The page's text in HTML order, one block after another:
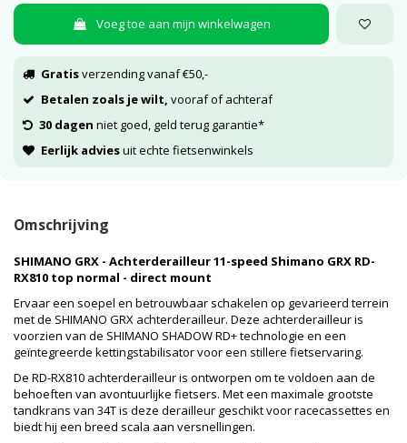
Voeg toe aan mijn winkelwagen
Gratisverzending vanaf €50,-
Betalen zoals je wilt, vooraf of achteraf
30 dagen niet goed, geld terug garantie*
Eerlijk adviesuit echte fietsenwinkels
Omschrijving
SHIMANO GRX - Achterderailleur 11-speed Shimano GRX RD-
RX810 top normal - direct mount
Ervaar een soepel en betrouwbaar schakelen op gevarieerd terrein
met de SHIMANO GRX achterderailleur. Deze achterderailleur is
voorzien van de SHIMANO SHADOW RD+ technologie en een
geïntegreerde kettingstabilisator voor een stillere fietservaring.
De RD-RX810 achterderailleur is ontworpen om te voldoen aan de
behoeften van avontuurlijke fietsers. Met een maximale grootste
tandkrans van 34T is deze derailleur geschikt voor racecassettes en
biedt hij een breed scala aan versnellingen.